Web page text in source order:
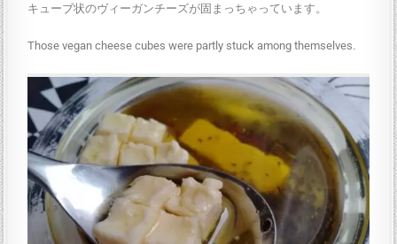
キューブ状のヴィーガンチーズが固まっちゃっています。
Those vegan cheese cubes were partly stuck among themselves.